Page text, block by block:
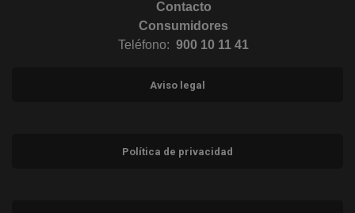
Contacto
Consumidores
Teléfono: 900 10 11 41
Aviso legal
Política de privacidad